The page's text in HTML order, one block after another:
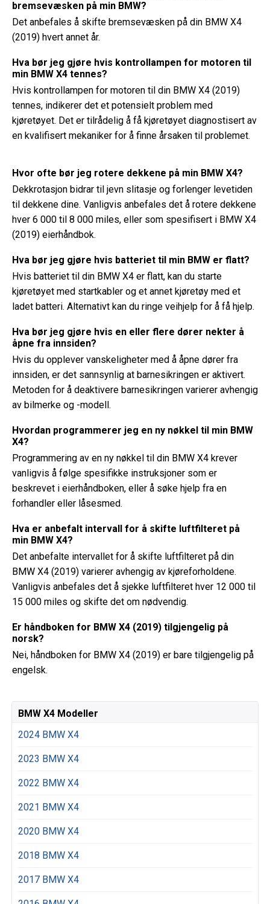
bremsevæsken på min BMW?
Det anbefales å skifte bremsevæsken på din BMW X4
(2019) hvert annet år.
Hva bør jeg gjøre hvis kontrollampen for motoren til
min BMW X4 tennes?
Hvis kontrollampen for motoren til din BMW X4 (2019)
tennes, indikerer det et potensielt problem med
kjøretøyet. Det er tilrådelig å få kjøretøyet diagnostisert av
en kvalifisert mekaniker for å finne årsaken til problemet.
Hvor ofte bør jeg rotere dekkene på min BMW X4?
Dekkrotasjon bidrar til jevn slitasje og forlenger levetiden
til dekkene dine. Vanligvis anbefales det å rotere dekkene
hver 6 000 til 8 000 miles, eller som spesifisert i BMW X4
(2019) eierhåndbok.
Hva bør jeg gjøre hvis batteriet til min BMW er flatt?
Hvis batteriet til din BMW X4 er flatt, kan du starte
kjøretøyet med startkabler og et annet kjøretøy med et
ladet batteri. Alternativt kan du ringe veihjelp for å få hjelp.
Hva bør jeg gjøre hvis en eller flere dører nekter å
åpne fra innsiden?
Hvis du opplever vanskeligheter med å åpne dører fra
innsiden, er det sannsynlig at barnesikringen er aktivert.
Metoden for å deaktivere barnesikringen varierer avhengig
av bilmerke og -modell.
Hvordan programmerer jeg en ny nøkkel til min BMW
X4?
Programmering av en ny nøkkel til din BMW X4 krever
vanligvis å følge spesifikke instruksjoner som er
beskrevet i eierhåndboken, eller å søke hjelp fra en
forhandler eller låsesmed.
Hva er anbefalt intervall for å skifte luftfilteret på
min BMW X4?
Det anbefalte intervallet for å skifte luftfilteret på din
BMW X4 (2019) varierer avhengig av kjøreforholdene.
Vanligvis anbefales det å sjekke luftfilteret hver 12 000 til
15 000 miles og skifte det om nødvendig.
Er håndboken for BMW X4 (2019) tilgjengelig på
norsk?
Nei, håndboken for BMW X4 (2019) er bare tilgjengelig på
engelsk.
BMW X4 Modeller
2024 BMW X4
2023 BMW X4
2022 BMW X4
2021 BMW X4
2020 BMW X4
2018 BMW X4
2017 BMW X4